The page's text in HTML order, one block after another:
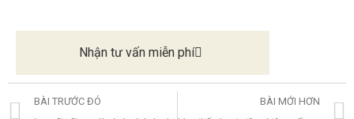
Nhận tư vấn miễn phí
BÀI TRƯỚC ĐÓ BÀI MỚI HƠN